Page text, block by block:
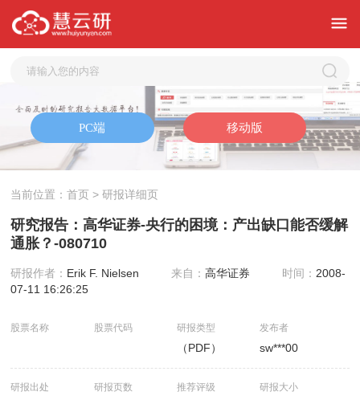
当前位置：首页 > 研报详细页
研究报告：高华证券-央行的困境：产出缺口能否缓解
通胀？-080710
研报作者： Erik F. Nielsen 来自：高华证券 时间： 2008-
07-11 16:26:25
股票名称 股票代码 研报类型
（PDF）
发布者
sw***00
研报出处 研报页数 推荐评级 研报大小